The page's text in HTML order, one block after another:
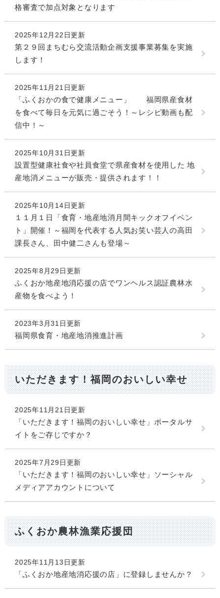
格審査で加点対象となります
2025年12月22日更新
第２９回まちむら交流活動企画支援事業募集を実施
します！
2025年11月21日更新
「ふくおかの食で健康メニュー」 福岡県産食材
を食べて毎日を元気に過ごそう！～レシピ動画も配
信中！～
2025年10月31日更新
設置型健康社食や社員食堂で県産食材を使用した 地
産地消メニューが販売・提供されます！！
2025年10月14日更新
１１月１日「食育・地産地消月間キックオフイベン
ト」開催！～福岡を代表する人気お笑い芸人の高田
課長さん、田中健二さんも登場～
2025年8月29日更新
ふくおか地産地消応援の店でワンヘルス認証農林水
産物を食べよう！
2023年3月31日更新
福岡県食育・地産地消推進計画
いただきます！福岡のおいしい幸せ
2025年11月21日更新
「いただきます！福岡のおいしい幸せ」ポータルサ
イトをご存じですか？
2025年7月29日更新
「いただきます！福岡のおいしい幸せ」ソーシャル
メディアアカウントについて
ふくおか農林漁業応援団
2025年11月13日更新
「ふくおか地産地消応援の店」に登録しませんか？